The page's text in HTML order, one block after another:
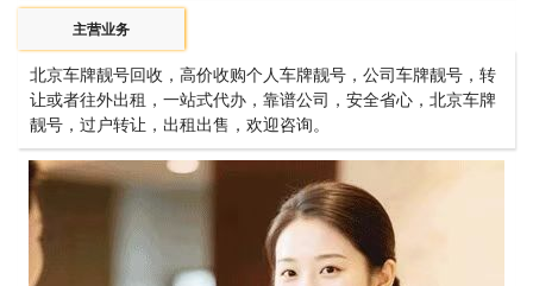
主营业务
北京车牌靓号回收，高价收购个人车牌靓号，公司车牌靓号，转
让或者往外出租，一站式代办，靠谱公司，安全省心，北京车牌
靓号，过户转让，出租出售，欢迎咨询。